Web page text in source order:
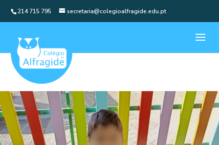
214 715 795 secretaria@colegioalfragide.edu.pt